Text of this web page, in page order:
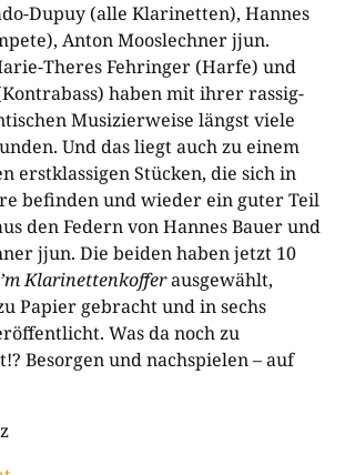
Dupuy (alle Klarinetten), Hannes
Anton Mooslechner jjun.
Theres Fehringer (Harfe) und
haben mit ihrer rassig-
Musizierweise längst viele
Und das liegt auch zu einem
erstklassigen Stücken, die sich in
befinden und wieder ein guter Teil
den Federn von Hannes Bauer und
jjun. Die beiden haben jetzt 10
Klarinettenkofferausgewählt,
Papier gebracht und in sechs
Was da noch zu
Besorgen und nachspielen – auf